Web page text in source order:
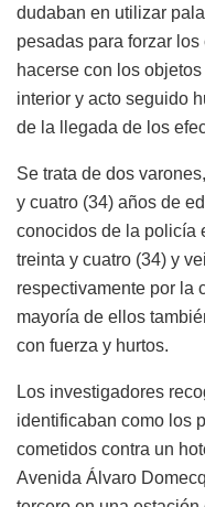
dudaban en utilizar
pesadas para forzar
hacerse con los
interior y acto seguido
de la llegada de los
Se trata de dos
y cuatro (34) años de
conocidos de la policía
treinta y cuatro (34) y
respectivamente por la
mayoría de ellos
con fuerza y hurtos.
Los investigadores
identificaban como los
cometidos contra un
Avenida Álvaro